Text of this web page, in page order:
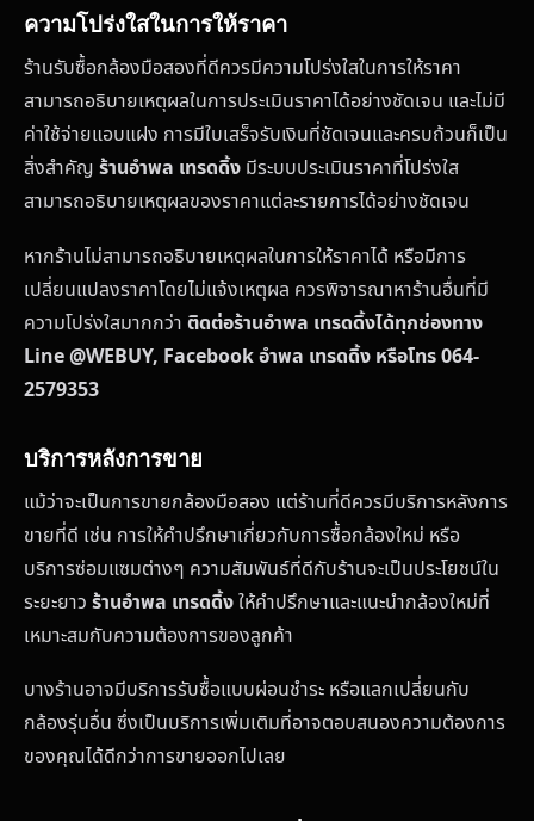
ความโปร่งใสในการให้ราคา
ร้านรับซื้อกล้องมือสองที่ดีควรมีความโปร่งใสในการให้ราคา
สามารถอธิบายเหตุผลในการประเมินราคาได้อย่างชัดเจน และไม่มี
ค่าใช้จ่ายแอบแฝง การมีใบเสร็จรับเงินที่ชัดเจนและครบถ้วนก็เป็น
สิ่งสำคัญ ร้านอำพล เทรดดิ้ง มีระบบประเมินราคาที่โปร่งใส
สามารถอธิบายเหตุผลของราคาแต่ละรายการได้อย่างชัดเจน
หากร้านไม่สามารถอธิบายเหตุผลในการให้ราคาได้ หรือมีการ
เปลี่ยนแปลงราคาโดยไม่แจ้งเหตุผล ควรพิจารณาหาร้านอื่นที่มี
ความโปร่งใสมากกว่า ติดต่อร้านอำพล เทรดดิ้งได้ทุกช่องทาง
Line @WEBUY, Facebook อำพล เทรดดิ้ง หรือโทร 064-
2579353
บริการหลังการขาย
แม้ว่าจะเป็นการขายกล้องมือสอง แต่ร้านที่ดีควรมีบริการหลังการ
ขายที่ดี เช่น การให้คำปรึกษาเกี่ยวกับการซื้อกล้องใหม่ หรือ
บริการซ่อมแซมต่างๆ ความสัมพันธ์ที่ดีกับร้านจะเป็นประโยชน์ใน
ระยะยาว ร้านอำพล เทรดดิ้งให้คำปรึกษาและแนะนำกล้องใหม่ที่
เหมาะสมกับความต้องการของลูกค้า
บางร้านอาจมีบริการรับซื้อแบบผ่อนชำระ หรือแลกเปลี่ยนกับ
กล้องรุ่นอื่น ซึ่งเป็นบริการเพิ่มเติมที่อาจตอบสนองความต้องการ
ของคุณได้ดีกว่าการขายออกไปเลย